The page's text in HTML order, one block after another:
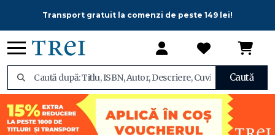
Transport gratuit la comenzi de peste 149 lei!
Caută